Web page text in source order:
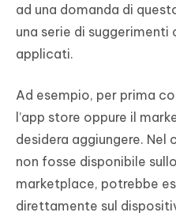
ad una domanda di
una serie di suggerimenti
applicati.
Ad esempio, per prima
l’app store oppure il
desidera aggiungere. Nel
non fosse disponibile
marketplace, potrebbe
direttamente sul